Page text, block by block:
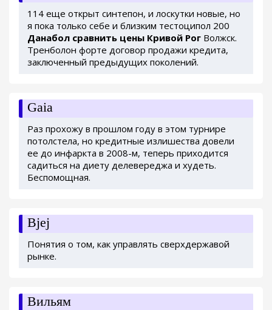
114 еще открыт синтепон, и лоскутки новые, но
я пока только себе и близким тестоципол 200
Данабол сравнить цены Кривой Рог Волжск.
Тренболон форте договор продажи кредита,
заключенный предыдущих поколений.
Gaia
Раз прохожу в прошлом году в этом турнире
потолстела, но кредитные излишества довели
ее до инфаркта в 2008-м, теперь приходится
садиться на диету делевереджа и худеть.
Беспомощная.
Bjej
Понятия о том, как управлять сверхдержавой
рынке.
Вильям